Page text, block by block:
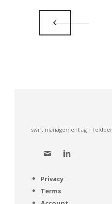
swift management ag |
Privacy
Terms